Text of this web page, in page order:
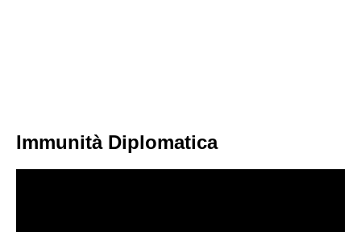
Immunità Diplomatica